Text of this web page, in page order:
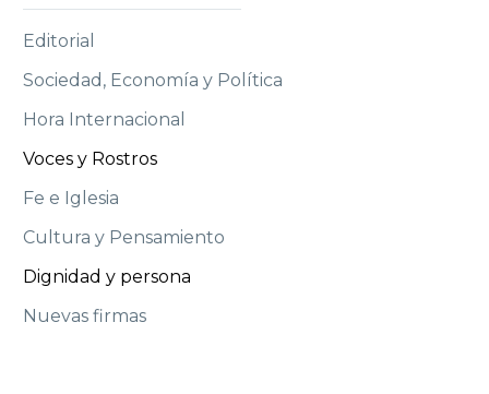
Editorial
Sociedad, Economía y Política
Hora Internacional
Voces y Rostros
Fe e Iglesia
Cultura y Pensamiento
Dignidad y persona
Nuevas firmas